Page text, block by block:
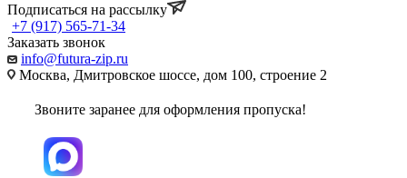
Подписаться на рассылку
+7 (917) 565-71-34
Заказать звонок
info@futura-zip.ru
Москва, Дмитровское шоссе, дом 100, строение 2
Звоните заранее для оформления пропуска!